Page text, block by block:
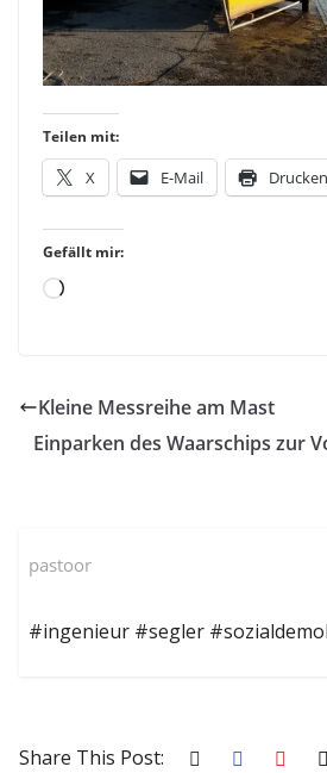
Teilen mit:
X E-Mail Drucken
Gefällt mir:
Loading…
Kleine Messreihe am Mast
Einparken des Waarschips zur
pastoor
#ingenieur #segler
Share This Post: